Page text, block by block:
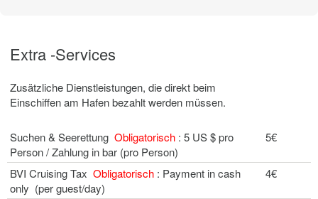
Extra -Services
Zusätzliche Dienstleistungen, die direkt beim
Einschiffen am Hafen bezahlt werden müssen.
Suchen & Seerettung Obligatorisch : 5 US $ pro
Person / Zahlung in bar (pro Person)
5€
BVI Cruising Tax Obligatorisch : Payment in cash
only (per guest/day)
4€